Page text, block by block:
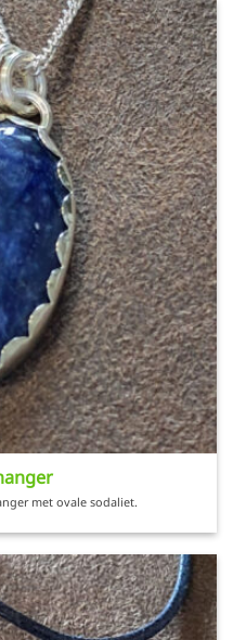
met ovale sodaliet.